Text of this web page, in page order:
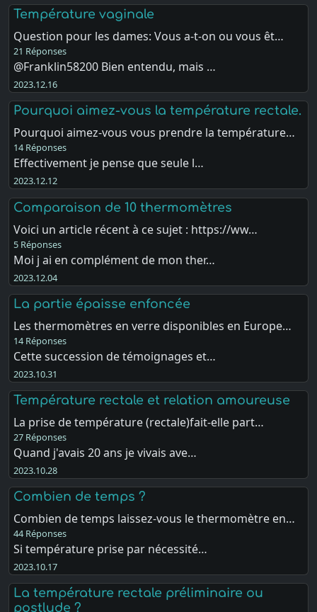
Température vaginale
Question pour les dames: Vous a-t-on ou vous êt…
21 Réponses
@Franklin58200 Bien entendu, mais …
2023.12.16
Pourquoi aimez-vous la température rectale.
Pourquoi aimez-vous vous prendre la température…
14 Réponses
Effectivement je pense que seule l…
2023.12.12
Comparaison de 10 thermomètres
Voici un article récent à ce sujet : https://ww…
5 Réponses
Moi j ai en complément de mon ther…
2023.12.04
La partie épaisse enfoncée
Les thermomètres en verre disponibles en Europe…
14 Réponses
Cette succession de témoignages et…
2023.10.31
Température rectale et relation amoureuse
La prise de température (rectale)fait-elle part…
27 Réponses
Quand j'avais 20 ans je vivais ave…
2023.10.28
Combien de temps ?
Combien de temps laissez-vous le thermomètre en…
44 Réponses
Si température prise par nécessité…
2023.10.17
La température rectale préliminaire ou
postlude ?